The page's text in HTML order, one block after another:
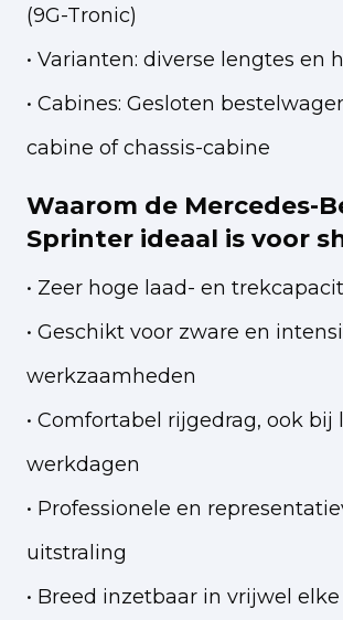
(9G-Tronic)
• Varianten: diverse lengtes en
• Cabines: Gesloten
cabine of chassis-cabine
Waarom de Mercedes-
Sprinter ideaal is voor
• Zeer hoge laad- en
• Geschikt voor zware en
werkzaamheden
• Comfortabel rijgedrag, ook bij
werkdagen
• Professionele en
uitstraling
• Breed inzetbaar in vrijwel